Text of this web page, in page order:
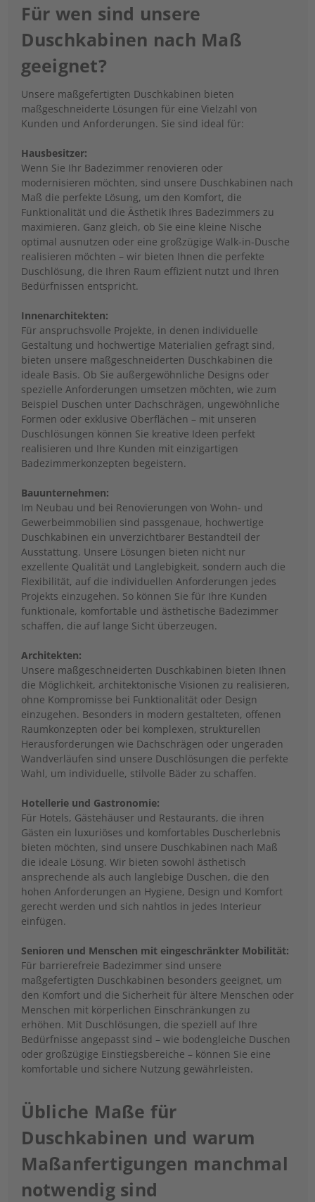
Für wen sind unsere
Duschkabinen nach Maß
geeignet?
Unsere maßgefertigten Duschkabinen bieten
maßgeschneiderte Lösungen für eine Vielzahl von
Kunden und Anforderungen. Sie sind ideal für:
Hausbesitzer:
Wenn Sie Ihr Badezimmer renovieren oder
modernisieren möchten, sind unsere Duschkabinen nach
Maß die perfekte Lösung, um den Komfort, die
Funktionalität und die Ästhetik Ihres Badezimmers zu
maximieren. Ganz gleich, ob Sie eine kleine Nische
optimal ausnutzen oder eine großzügige Walk-in-Dusche
realisieren möchten – wir bieten Ihnen die perfekte
Duschlösung, die Ihren Raum effizient nutzt und Ihren
Bedürfnissen entspricht.
Innenarchitekten:
Für anspruchsvolle Projekte, in denen individuelle
Gestaltung und hochwertige Materialien gefragt sind,
bieten unsere maßgeschneiderten Duschkabinen die
ideale Basis. Ob Sie außergewöhnliche Designs oder
spezielle Anforderungen umsetzen möchten, wie zum
Beispiel Duschen unter Dachschrägen, ungewöhnliche
Formen oder exklusive Oberflächen – mit unseren
Duschlösungen können Sie kreative Ideen perfekt
realisieren und Ihre Kunden mit einzigartigen
Badezimmerkonzepten begeistern.
Bauunternehmen:
Im Neubau und bei Renovierungen von Wohn- und
Gewerbeimmobilien sind passgenaue, hochwertige
Duschkabinen ein unverzichtbarer Bestandteil der
Ausstattung. Unsere Lösungen bieten nicht nur
exzellente Qualität und Langlebigkeit, sondern auch die
Flexibilität, auf die individuellen Anforderungen jedes
Projekts einzugehen. So können Sie für Ihre Kunden
funktionale, komfortable und ästhetische Badezimmer
schaffen, die auf lange Sicht überzeugen.
Architekten:
Unsere maßgeschneiderten Duschkabinen bieten Ihnen
die Möglichkeit, architektonische Visionen zu realisieren,
ohne Kompromisse bei Funktionalität oder Design
einzugehen. Besonders in modern gestalteten, offenen
Raumkonzepten oder bei komplexen, strukturellen
Herausforderungen wie Dachschrägen oder ungeraden
Wandverläufen sind unsere Duschlösungen die perfekte
Wahl, um individuelle, stilvolle Bäder zu schaffen.
Hotellerie und Gastronomie:
Für Hotels, Gästehäuser und Restaurants, die ihren
Gästen ein luxuriöses und komfortables Duscherlebnis
bieten möchten, sind unsere Duschkabinen nach Maß
die ideale Lösung. Wir bieten sowohl ästhetisch
ansprechende als auch langlebige Duschen, die den
hohen Anforderungen an Hygiene, Design und Komfort
gerecht werden und sich nahtlos in jedes Interieur
einfügen.
Senioren und Menschen mit eingeschränkter Mobilität:
Für barrierefreie Badezimmer sind unsere
maßgefertigten Duschkabinen besonders geeignet, um
den Komfort und die Sicherheit für ältere Menschen oder
Menschen mit körperlichen Einschränkungen zu
erhöhen. Mit Duschlösungen, die speziell auf Ihre
Bedürfnisse angepasst sind – wie bodengleiche Duschen
oder großzügige Einstiegsbereiche – können Sie eine
komfortable und sichere Nutzung gewährleisten.
Übliche Maße für
Duschkabinen und warum
Maßanfertigungen manchmal
notwendig sind